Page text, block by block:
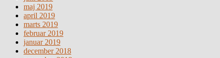
maj 2019
april 2019
marts 2019
februar 2019
januar 2019
december 2018